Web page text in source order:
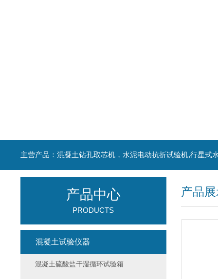
产品
产品中心
PRODUCTS
混凝土试验仪器
混凝土硫酸盐干湿循环试验箱